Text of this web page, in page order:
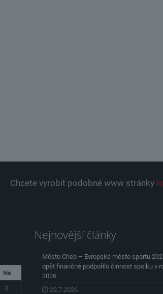
Chcete vyrobit podobné www stránky
Ne
2
Nejnovější články
Město Cheb – Evropské město sportu
opět finančně podpořilo činnost spolku v
2026
22.7.2026